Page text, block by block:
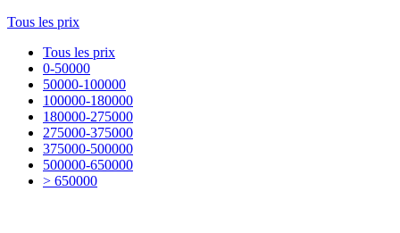
Tous les prix
Tous les prix
0-50000
50000-100000
100000-180000
180000-275000
275000-375000
375000-500000
500000-650000
> 650000